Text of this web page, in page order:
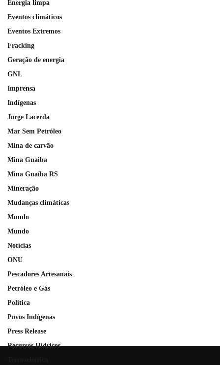
Energia limpa
Eventos climáticos
Eventos Extremos
Fracking
Geração de energia
GNL
Imprensa
Indígenas
Jorge Lacerda
Mar Sem Petróleo
Mina de carvão
Mina Guaiba
Mina Guaíba RS
Mineração
Mudanças climáticas
Mundo
Mundo
Notícias
ONU
Pescadores Artesanais
Petróleo e Gás
Política
Povos Indígenas
Press Release
Recursos Hídricos